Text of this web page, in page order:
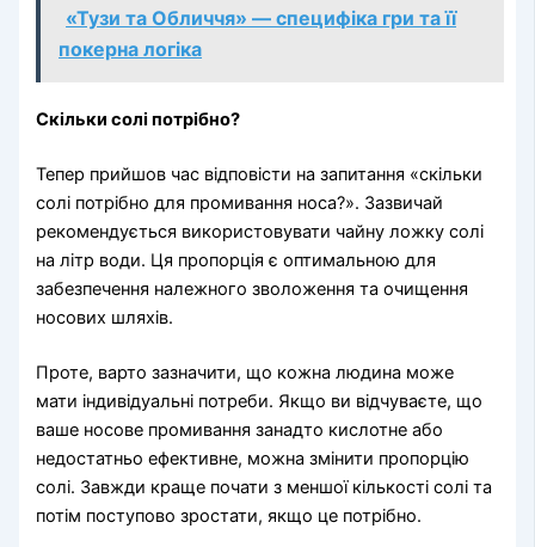
«Тузи та Обличчя» — специфіка гри та її
покерна логіка
Скільки солі потрібно?
Тепер прийшов час відповісти на запитання «скільки
солі потрібно для промивання носа?». Зазвичай
рекомендується використовувати чайну ложку солі
на літр води. Ця пропорція є оптимальною для
забезпечення належного зволоження та очищення
носових шляхів.
Проте, варто зазначити, що кожна людина може
мати індивідуальні потреби. Якщо ви відчуваєте, що
ваше носове промивання занадто кислотне або
недостатньо ефективне, можна змінити пропорцію
солі. Завжди краще почати з меншої кількості солі та
потім поступово зростати, якщо це потрібно.